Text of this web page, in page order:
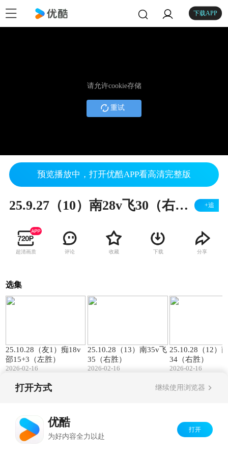
下载APP
请允许cookie存储
重试
预览播放中，打开优酷APP看高清完整版
25.9.27（10）南28v飞30（右胜） +追
超清画质 评论 收藏 下载 分享
选集
25.10.28（友1）痴18v
邵15+3（左胜）
2026-02-16
25.10.28（13）南35v飞
35（右胜）
2026-02-16
25.10.28（12）
34（右胜）
2026-02-16
打开方式 继续使用浏览器
优酷
为好内容全力以赴
打开